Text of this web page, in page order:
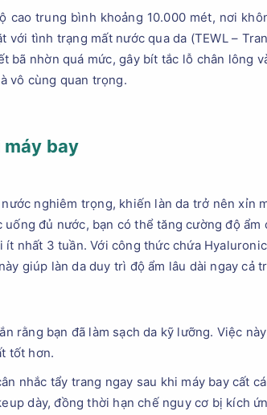
cao trung bình khoảng 10.000 mét, nơi
với tình trạng mất nước qua da (TEWL –
bã nhờn quá mức, gây bít tắc lỗ chân lông
vô cùng quan trọng.
máy bay
nghiêm trọng, khiến làn da trở nên xỉn
đủ nước, bạn có thể tăng cường độ ẩm
nhất 3 tuần. Với công thức chứa
giúp làn da duy trì độ ẩm lâu dài ngay cả
rằng bạn đã làm sạch da kỹ lưỡng. Việc
tốt hơn.
nhắc tẩy trang ngay sau khi máy bay cất
dày, đồng thời hạn chế nguy cơ bị kích